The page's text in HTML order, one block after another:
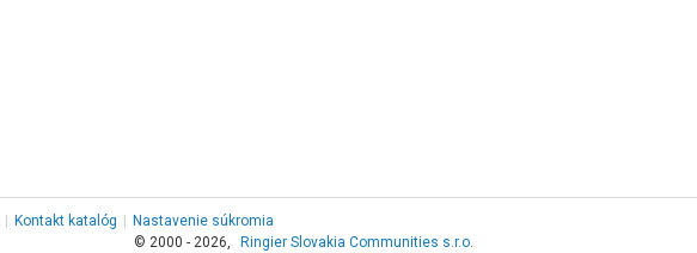
Kontakt katalóg
Nastavenie súkromia
© 2000 - 2026,
Ringier Slovakia Communities s.r.o.